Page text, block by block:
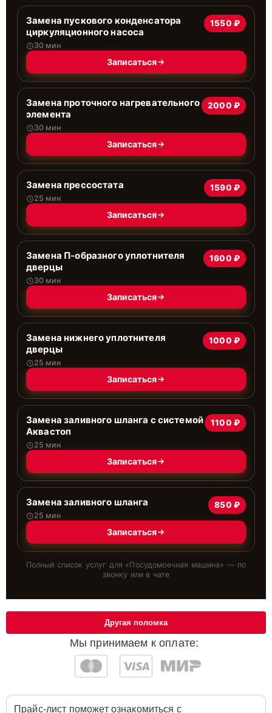
Замена пускового конденсатора
циркуляционного насоса
30 мин
1550 ₽
Записаться
Замена проточного нагревательного
элемента
30 мин
2000 ₽
Записаться
Замена прессостата
25 мин
1590 ₽
Записаться
Замена П-образного уплотнителя
дверцы
30 мин
1600 ₽
Записаться
Замена нижнего уплотнителя
дверцы
25 мин
1000 ₽
Записаться
Замена заливного шланга с системой
Аквастоп
25 мин
1100 ₽
Записаться
Замена заливного шланга
25 мин
850 ₽
Записаться
Полный список услуг для «Посудомоечная машина» — по
звонку или в чате
Мы принимаем к оплате:
Другая поломка
Прайс-лист поможет ознакомиться с